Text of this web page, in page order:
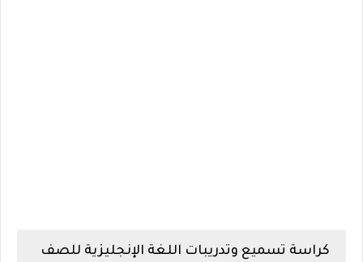
كراسة تسميع وتدريبات اللغة الإنجليزية للصف